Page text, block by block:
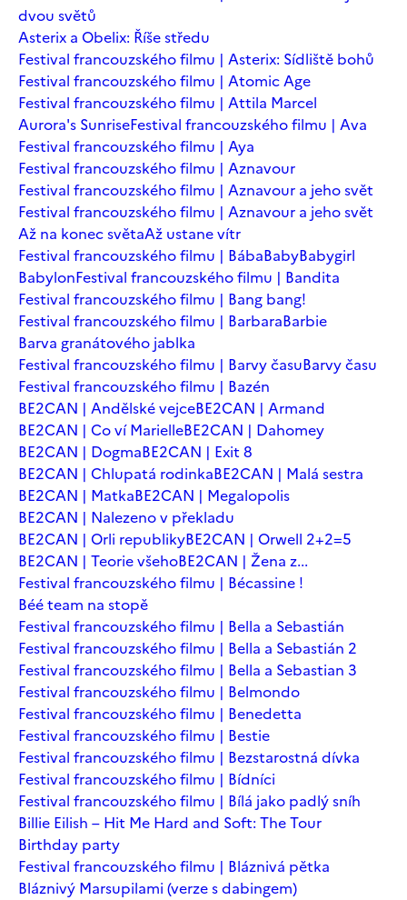
dvou světů
Asterix a Obelix: Říše středu
Festival francouzského filmu | Asterix: Sídliště bohů
Festival francouzského filmu | Atomic Age
Festival francouzského filmu | Attila Marcel
Aurora's SunriseFestival francouzského filmu | Ava
Festival francouzského filmu | Aya
Festival francouzského filmu | Aznavour
Festival francouzského filmu | Aznavour a jeho svět
Festival francouzského filmu | Aznavour a jeho svět
Až na konec světaAž ustane vítr
Festival francouzského filmu | BábaBabyBabygirl
BabylonFestival francouzského filmu | Bandita
Festival francouzského filmu | Bang bang!
Festival francouzského filmu | BarbaraBarbie
Barva granátového jablka
Festival francouzského filmu | Barvy časuBarvy času
Festival francouzského filmu | Bazén
BE2CAN | Andělské vejceBE2CAN | Armand
BE2CAN | Co ví MarielleBE2CAN | Dahomey
BE2CAN | DogmaBE2CAN | Exit 8
BE2CAN | Chlupatá rodinkaBE2CAN | Malá sestra
BE2CAN | MatkaBE2CAN | Megalopolis
BE2CAN | Nalezeno v překladu
BE2CAN | Orli republikyBE2CAN | Orwell 2+2=5
BE2CAN | Teorie všehoBE2CAN | Žena z...
Festival francouzského filmu | Bécassine !
Béé team na stopě
Festival francouzského filmu | Bella a Sebastián
Festival francouzského filmu | Bella a Sebastián 2
Festival francouzského filmu | Bella a Sebastian 3
Festival francouzského filmu | Belmondo
Festival francouzského filmu | Benedetta
Festival francouzského filmu | Bestie
Festival francouzského filmu | Bezstarostná dívka
Festival francouzského filmu | Bídníci
Festival francouzského filmu | Bílá jako padlý sníh
Billie Eilish – Hit Me Hard and Soft: The Tour
Birthday party
Festival francouzského filmu | Bláznivá pětka
Bláznivý Marsupilami (verze s dabingem)